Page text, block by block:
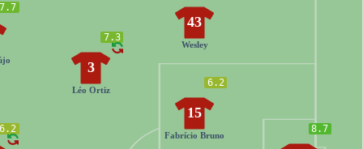
8.7
6.2
15
Fabrício Bruno
43
Wesley
7.3
3
Léo Ortiz
6.2
7.7